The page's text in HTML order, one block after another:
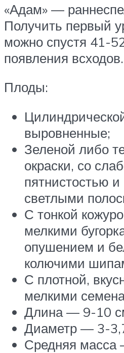
«Адам» —
Получить первый
можно спустя 41-
появления всходов.
Плоды:
выровненные;
Зеленой либо
окраски, со
пятнистостью и
светлыми
С тонкой
мелкими
опушением и
колючими
С плотной,
мелкими
Длина — 9-10
Диаметр — 3-
Средняя